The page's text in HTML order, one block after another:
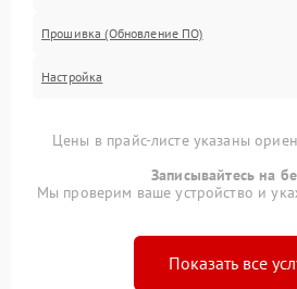
Прошивка (Обновление ПО)
Настройка
Цены в прайс-листе указаны
Записывайтесь на
Мы проверим ваше устройство и
Показать все